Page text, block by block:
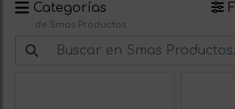
Categorías
de Smas Productos